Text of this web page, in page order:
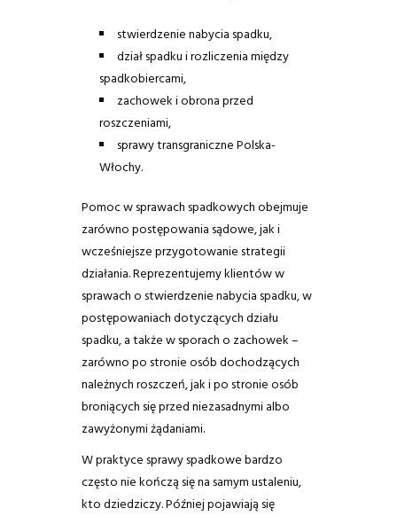
stwierdzenie nabycia spadku,
dział spadku i rozliczenia między
spadkobiercami,
zachowek i obrona przed
roszczeniami,
sprawy transgraniczne Polska-
Włochy.
Pomoc w sprawach spadkowych obejmuje
zarówno postępowania sądowe, jak i
wcześniejsze przygotowanie strategii
działania. Reprezentujemy klientów w
sprawach o stwierdzenie nabycia spadku, w
postępowaniach dotyczących działu
spadku, a także w sporach o zachowek –
zarówno po stronie osób dochodzących
należnych roszczeń, jak i po stronie osób
broniących się przed niezasadnymi albo
zawyżonymi żądaniami.
W praktyce sprawy spadkowe bardzo
często nie kończą się na samym ustaleniu,
kto dziedziczy. Później pojawiają się